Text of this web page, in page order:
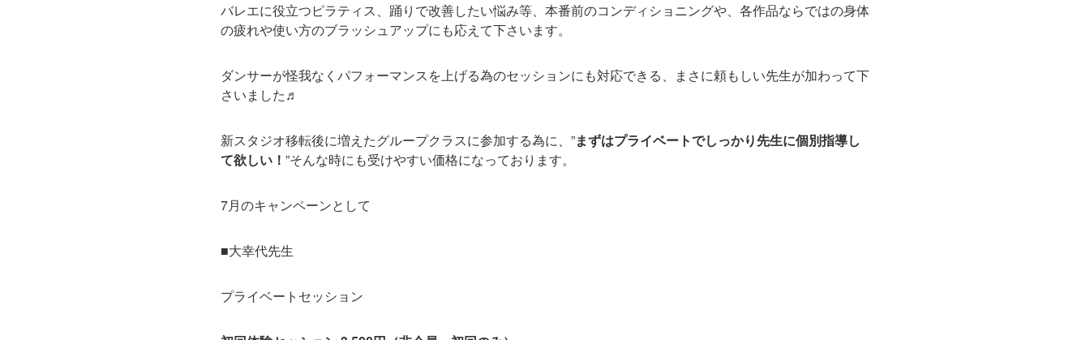
バレエに役立つピラティス、踊りで改善したい悩み等、本番前のコンディショニングや、各作品ならではの身体
の疲れや使い方のブラッシュアップにも応えて下さいます。
ダンサーが怪我なくパフォーマンスを上げる為のセッションにも対応できる、まさに頼もしい先生が加わって下
さいました♬
新スタジオ移転後に増えたグループクラスに参加する為に、”まずはプライベートでしっかり先生に個別指導し
て欲しい！ ”そんな時にも受けやすい価格になっております。
7月のキャンペーンとして
■大幸代先生
プライベートセッション